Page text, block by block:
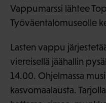
Vappumarssi lähtee
Työväentalomuseolle
Lasten vappu
viereisellä jäähallin
14.00. Ohjelmassa
kasvomaalausta.